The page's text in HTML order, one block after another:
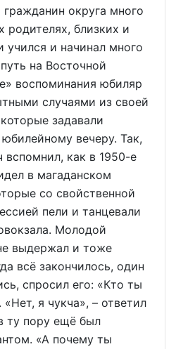
округа много
родителях, близких и
учился и начинал много
на Восточной
воспоминания юбиляр
случаями из своей
задавали
вечеру. Так,
вспомнил, как в 1950-е
в магаданском
со свойственной
пели и танцевали
Молодой
выдержал и тоже
всё закончилось, один
спросил его: «Кто ты
я чукча», – ответил
ту пору ещё был
«А почему ты